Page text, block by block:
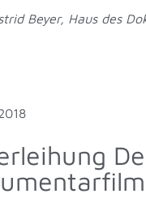
Beyer, Haus des